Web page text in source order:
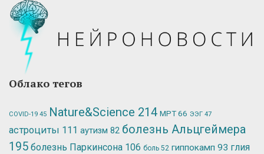
Облако тегов
COVID-19 45 Nature&Science 214 МРТ66 ЭЭГ 47
астроциты 111 аутизм 82 болезнь Альцгеймера
195 болезнь Паркинсона 106 боль 52 гиппокамп 93 глия